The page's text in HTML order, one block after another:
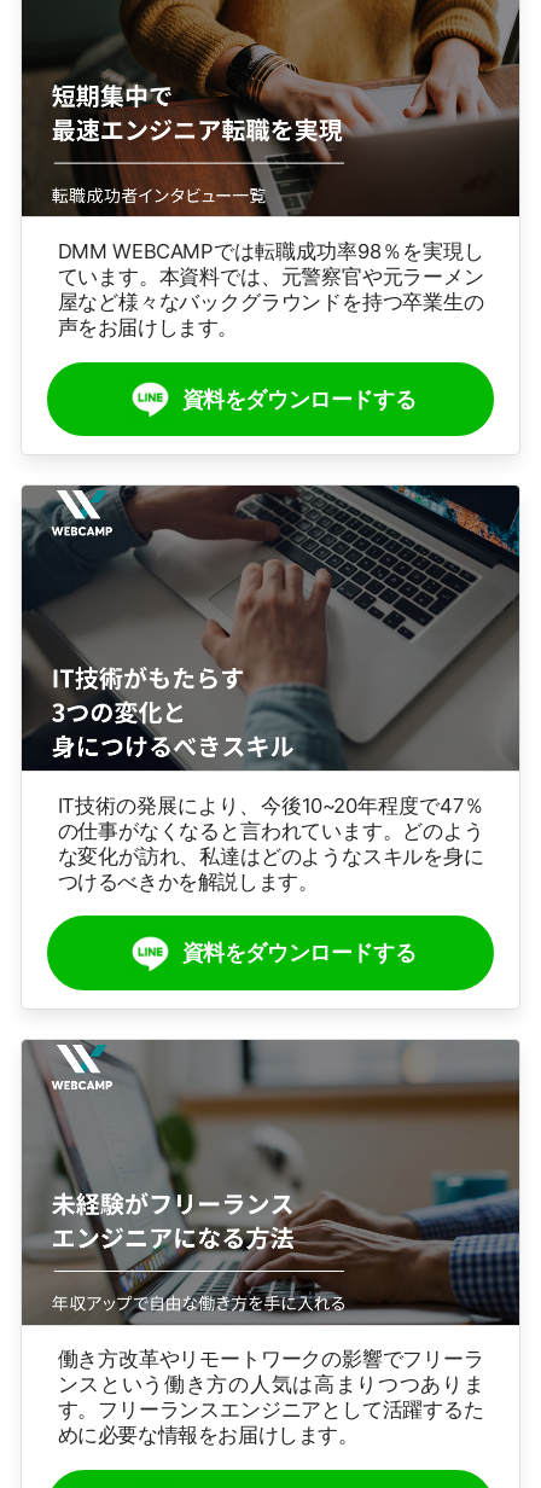
DMM WEBCAMPでは転職成功率98％を実現し
ています。本資料では、元警察官や元ラーメン
屋など様々なバックグラウンドを持つ卒業生の
声をお届けします。
資料をダウンロードする
IT技術の発展により、今後10~20年程度で47％
の仕事がなくなると言われています。どのよう
な変化が訪れ、私達はどのようなスキルを身に
つけるべきかを解説します。
資料をダウンロードする
働き方改革やリモートワークの影響でフリーラ
ンスという働き方の人気は高まりつつありま
す。フリーランスエンジニアとして活躍するた
めに必要な情報をお届けします。